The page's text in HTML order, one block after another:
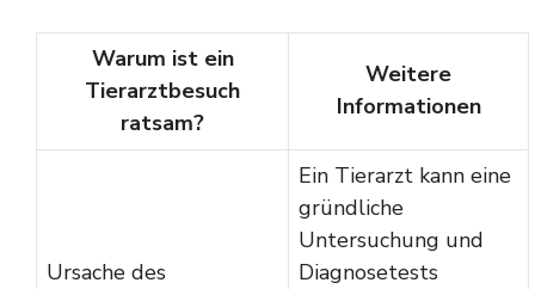
Warum ist ein
Tierarztbesuch
ratsam?
Weitere
Informationen
Ursache des
Ein Tierarzt kann eine
gründliche
Untersuchung und
Diagnosetests